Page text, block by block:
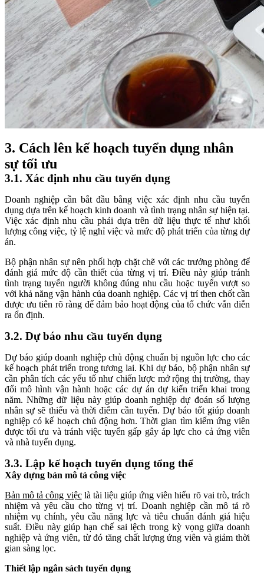
3. Cách lên kế hoạch tuyển dụng nhân
sự tối ưu
3.1. Xác định nhu cầu tuyển dụng
Doanh nghiệp cần bắt đầu bằng việc xác định nhu cầu tuyển
dụng dựa trên kế hoạch kinh doanh và tình trạng nhân sự hiện tại.
Việc xác định nhu cầu phải dựa trên dữ liệu thực tế như khối
lượng công việc, tỷ lệ nghỉ việc và mức độ phát triển của từng dự
án.
Bộ phận nhân sự nên phối hợp chặt chẽ với các trưởng phòng để
đánh giá mức độ cần thiết của từng vị trí. Điều này giúp tránh
tình trạng tuyển người không đúng nhu cầu hoặc tuyển vượt so
với khả năng vận hành của doanh nghiệp. Các vị trí then chốt cần
được ưu tiên rõ ràng để đảm bảo hoạt động của tổ chức vẫn diễn
ra ổn định.
3.2. Dự báo nhu cầu tuyển dụng
Dự báo giúp doanh nghiệp chủ động chuẩn bị nguồn lực cho các
kế hoạch phát triển trong tương lai. Khi dự báo, bộ phận nhân sự
cần phân tích các yếu tố như chiến lược mở rộng thị trường, thay
đổi mô hình vận hành hoặc các dự án dự kiến triển khai trong
năm. Những dữ liệu này giúp doanh nghiệp dự đoán số lượng
nhân sự sẽ thiếu và thời điểm cần tuyển. Dự báo tốt giúp doanh
nghiệp có kế hoạch chủ động hơn. Thời gian tìm kiếm ứng viên
được tối ưu và tránh việc tuyển gấp gây áp lực cho cả ứng viên
và nhà tuyển dụng.
3.3. Lập kế hoạch tuyển dụng tổng thể
Xây dựng bản mô tả công việc
Bản mô tả công việclà tài liệu giúp ứng viên hiểu rõ vai trò, trách
nhiệm và yêu cầu cho từng vị trí. Doanh nghiệp cần mô tả rõ
nhiệm vụ chính, yêu cầu năng lực và tiêu chuẩn đánh giá hiệu
suất. Điều này giúp hạn chế sai lệch trong kỳ vọng giữa doanh
nghiệp và ứng viên, từ đó tăng chất lượng ứng viên và giảm thời
gian sàng lọc.
Thiết lập ngân sách tuyển dụng